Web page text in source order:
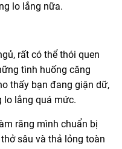
lo lắng nữa.
rất có thể thói quen
tình huống căng
thấy bạn đang giận dữ,
lo lắng quá mức.
răng mình chuẩn bị
sâu và thả lỏng toàn